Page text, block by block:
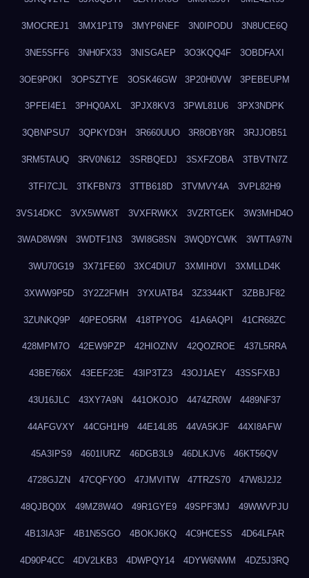
3MOCREJ1 3MX1P1T9 3MYP6NEF 3N0IPODU 3N8UCE6Q
3NE5SFF6 3NH0FX33 3NISGAEP 3O3KQQ4F 3OBDFAXI
3OE9P0KI 3OPSZTYE 3OSK46GW 3P20H0VW 3PEBEUPM
3PFEI4E1 3PHQ0AXL 3PJX8KV3 3PWL81U6 3PX3NDPK
3QBNPSU7 3QPKYD3H 3R660UUO 3R8OBY8R 3RJJOB51
3RM5TAUQ 3RV0N612 3SRBQEDJ 3SXFZOBA 3TBVTN7Z
3TFI7CJL 3TKFBN73 3TTB618D 3TVMVY4A 3VPL82H9
3VS14DKC 3VX5WW8T 3VXFRWKX 3VZRTGEK 3W3MHD4O
3WAD8W9N 3WDTF1N3 3WI8G8SN 3WQDYCWK 3WTTA97N
3WU70G19 3X71FE60 3XC4DIU7 3XMIH0VI 3XMLLD4K
3XWW9P5D 3Y2Z2FMH 3YXUATB4 3Z3344KT 3ZBBJF82
3ZUNKQ9P 40PEO5RM 418TPYOG 41A6AQPI 41CR68ZC
428MPM7O 42EW9PZP 42HIOZNV 42QOZROE 437L5RRA
43BE766X 43EEF23E 43IP3TZ3 43OJ1AEY 43SSFXBJ
43U16JLC 43XY7A9N 441OKOJO 4474ZR0W 4489NF37
44AFGVXY 44CGH1H9 44E14L85 44VA5KJF 44XI8AFW
45A3IPS9 4601IURZ 46DGB3L9 46DLKJV6 46KT56QV
4728GJZN 47CQFY0O 47JMVITW 47TRZS70 47W8J2J2
48QJBQ0X 49MZ8W4O 49R1GYE9 49SPF3MJ 49WWVPJU
4B13IA3F 4B1N5SGO 4BOKJ6KQ 4C9HCESS 4D64LFAR
4D90P4CC 4DV2LKB3 4DWPQY14 4DYW6NWM 4DZ5J3RQ